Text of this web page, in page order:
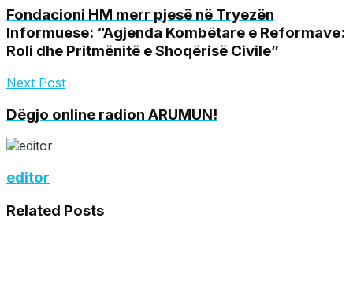
Fondacioni HM merr pjesë në Tryezën
Informuese: “Agjenda Kombëtare e Reformave:
Roli dhe Pritmënitë e Shoqërisë Civile”
Next Post
Dëgjo online radion ARUMUN!
editor
Related Posts